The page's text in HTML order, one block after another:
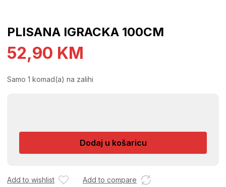
PLISANA IGRACKA 100CM
52,90 KM
Samo 1 komad(a) na zalihi
100CM
Dodaj u košaricu
Add to wishlist Add to compare